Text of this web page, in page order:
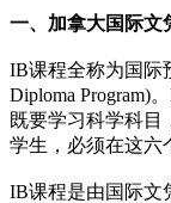
一、加拿大国际文
IB课程全称为国际
Diploma Program)
既要学习科学科目
学生，必须在这六
IB课程是由国际文